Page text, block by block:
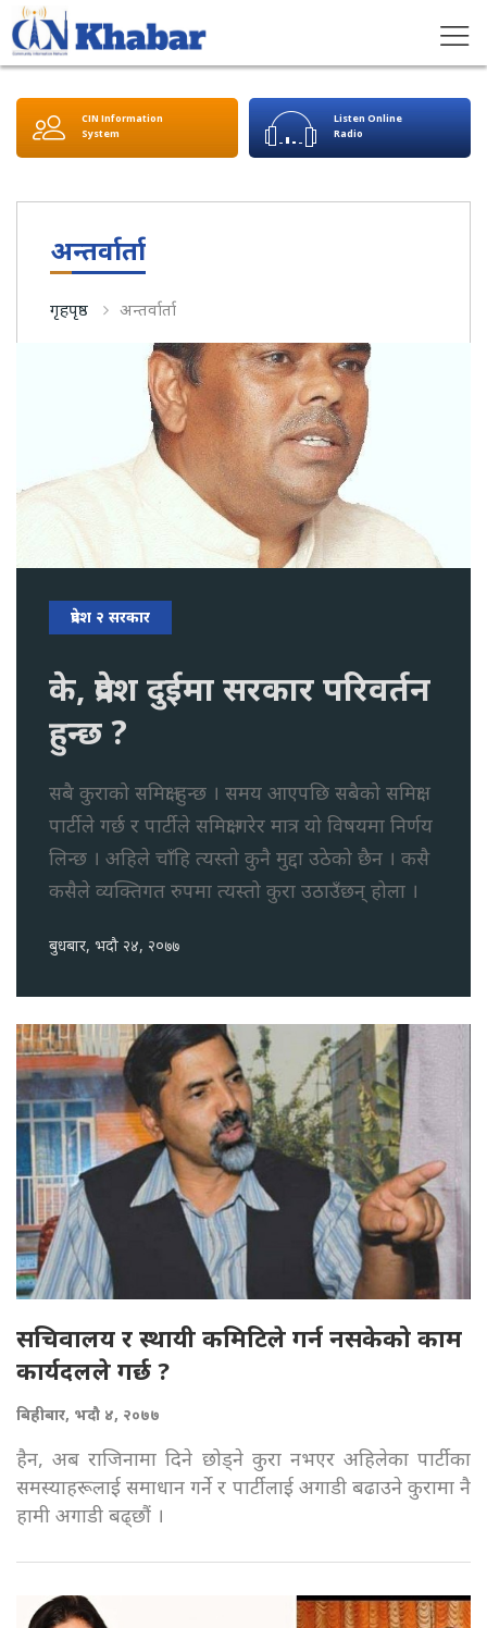
CIN Information
System
Listen Online
Radio
अन्तर्वार्ता
गृहपृष्ठ अन्तर्वार्ता
प्रदेश २ सरकार
के, प्रदेश दुईमा सरकार परिवर्तन
हुन्छ ?
सबै कुराको समिक्षा हुन्छ । समय आएपछि सबैको समिक्षा
पार्टीले गर्छ र पार्टीले समिक्षा गरेर मात्र यो विषयमा निर्णय
लिन्छ । अहिले चाँहि त्यस्तो कुनै मुद्दा उठेको छैन । कसै
कसैले व्यक्तिगत रुपमा त्यस्तो कुरा उठाउँछन् होला ।
बुधबार, भदौ २४, २०७७
सचिवालय र स्थायी कमिटिले गर्न नसकेको काम
कार्यदलले गर्छ ?
बिहीबार, भदौ ४, २०७७
हैन, अब राजिनामा दिने छोड्ने कुरा नभएर अहिलेका पार्टीका
समस्याहरूलाई समाधान गर्ने र पार्टीलाई अगाडी बढाउने कुरामा नै
हामी अगाडी बढ्छौं ।